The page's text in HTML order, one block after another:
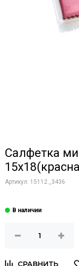
Салфетка
Артикул: 15112._3436